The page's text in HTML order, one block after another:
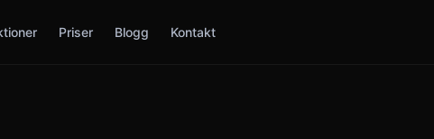
Priser Blogg Kontakt